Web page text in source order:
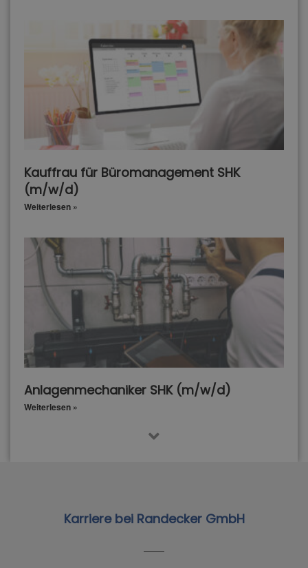
Kauffrau für Büromanagement SHK
(m/w/d)
Weiterlesen »
Anlagenmechaniker SHK (m/w/d)
Weiterlesen »
Karriere bei Randecker GmbH